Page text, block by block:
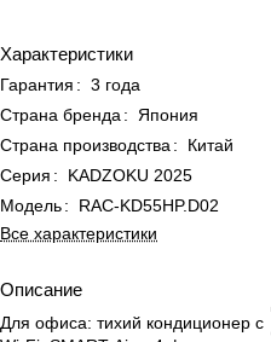
Характеристики
Гарантия : 3 года
Страна бренда :
Япония
Страна производства :
Китай
Серия :
KADZOKU 2025
Модель:
RAC-KD55HP.D02
Все характеристики
Описание
Для офиса: тихий кондиционер с